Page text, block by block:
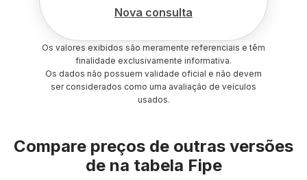
Nova consulta
Os valores exibidos são meramente referenciais e têm
finalidade exclusivamente informativa.
Os dados não possuem validade oficial e não devem
ser considerados como uma avaliação de veículos
usados.
Compare preços de outras versões
de na tabela Fipe